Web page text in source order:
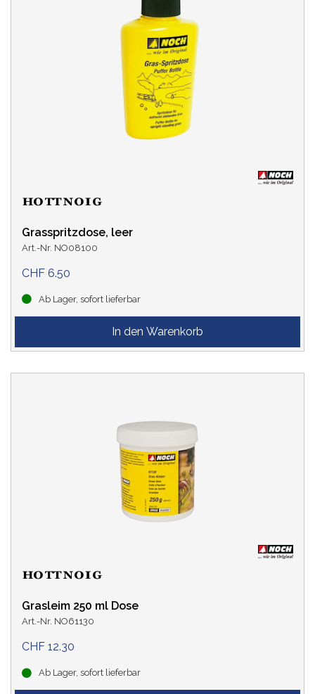
Grasspritzdose, leer
Art.-Nr. NO08100
CHF 6.50
Ab Lager, sofort lieferbar
Grasleim 250 ml Dose
Art.-Nr. NO61130
CHF 12.30
Ab Lager, sofort lieferbar